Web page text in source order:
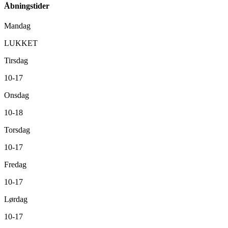
Åbningstider
Mandag
LUKKET
Tirsdag
10-17
Onsdag
10-18
Torsdag
10-17
Fredag
10-17
Lørdag
10-17